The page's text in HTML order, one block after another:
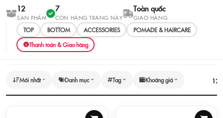
12
SẢN PHẨM
7
CÒN HÀNG TRANG NÀY
Toàn quốc
GIAO HÀNG
TOP BOTTOM ACCESSORIES
POMADE & HAIRCARE
Thanh toán & Giao hàng
Mới nhất Danh mục Tag Khoảng giá 12